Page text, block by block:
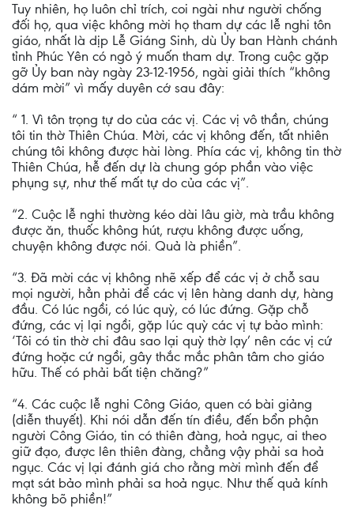
Tuy nhiên, họ luôn chỉ trích, coi ngài như người chống
đối họ, qua việc không mời họ tham dự các lễ nghi tôn
giáo, nhất là dịp Lễ Giáng Sinh, dù Ủy ban Hành chánh
tỉnh Phúc Yên có ngỏ ý muốn tham dự. Trong cuộc gặp
gỡ Ủy ban này ngày 23-12-1956, ngài giải thích “không
dám mời” vì mấy duyên cớ sau đây:
“ 1. Vì tôn trọng tự do của các vị. Các vị vô thần, chúng
tôi tin thờ Thiên Chúa. Mời, các vị không đến, tất nhiên
chúng tôi không được hài lòng. Phía các vị, không tin thờ
Thiên Chúa, hễ đến dự là chung góp phần vào việc
phụng sự, như thế mất tự do của các vị”.
“2. Cuộc lễ nghi thường kéo dài lâu giờ, mà trầu không
được ăn, thuốc không hút, rượu không được uống,
chuyện không được nói. Quả là phiền”.
“3. Đã mời các vị không nhẽ xếp để các vị ở chỗ sau
mọi người, hẳn phải để các vị lên hàng danh dự, hàng
đầu. Có lúc ngồi, có lúc quỳ, có lúc đứng. Gặp chỗ
đứng, các vị lại ngồi, gặp lúc quỳ các vị tự bảo mình:
‘Tôi có tin thờ chi đâu sao lại quỳ thờ lạy’ nên các vị cứ
đứng hoặc cứ ngồi, gây thắc mắc phân tâm cho giáo
hữu. Thế có phải bất tiện chăng?”
“4. Các cuộc lễ nghi Công Giáo, quen có bài giảng
(diễn thuyết). Khi nói dẫn đến tín điều, đến bổn phận
người Công Giáo, tin có thiên đàng, hoả ngục, ai theo
giữ đạo, được lên thiên đàng, chẳng vậy phải sa hoả
ngục. Các vị lại đánh giá cho rằng mời mình đến để
mạt sát bảo mình phải sa hoả ngục. Như thế quả kính
không bõ phiền!”